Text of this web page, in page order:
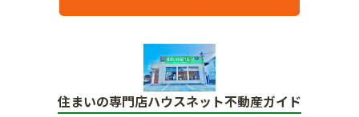
住まいの専門店ハウスネット不動産ガイド